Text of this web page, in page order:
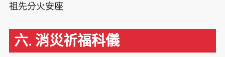
祖先分火安座
六. 消災祈福科儀